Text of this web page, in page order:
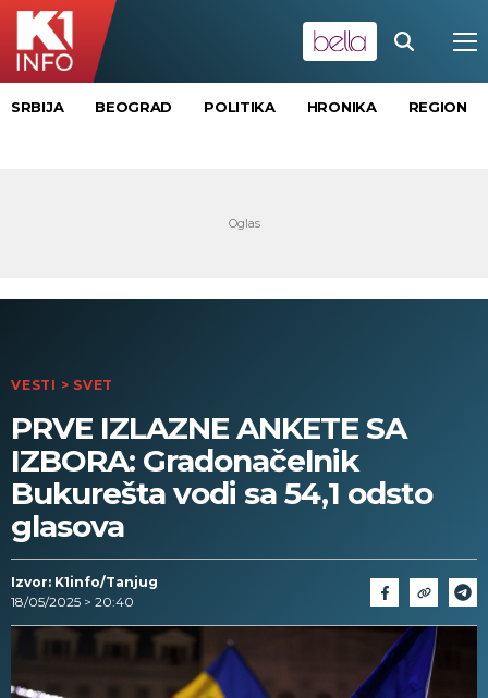
SRBIJA BEOGRAD POLITIKA HRONIKA REGION
VESTI > SVET
PRVE IZLAZNE ANKETE SA
IZBORA: Gradonačelnik
Bukurešta vodi sa 54,1 odsto
glasova
Izvor: K1info/Tanjug
18/05/2025 > 20:40